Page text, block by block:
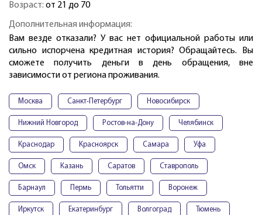
Возраст: от 21 до 70
Дополнительная информация:
Вам везде отказали? У вас нет официальной работы или
сильно испорчена кредитная история? Обращайтесь. Вы
сможете получить деньги в день обращения, вне
зависимости от региона проживания.
Москва Санкт-Петербург Новосибирск
Нижний Новгород Ростов-на-Дону Челябинск
Краснодар Красноярск Самара Уфа
Омск Казань Саратов Ставрополь
Барнаул Пермь Тольятти Воронеж
Иркутск Екатеринбург Волгоград Тюмень